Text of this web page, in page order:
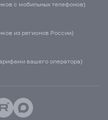
с мобильных телефонов)
из регионов России)
вашего оператора)